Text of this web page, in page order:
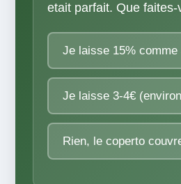
etait parfait. Que faites-
Je laisse 15%
Je laisse 3-4€
Rien, le coperto